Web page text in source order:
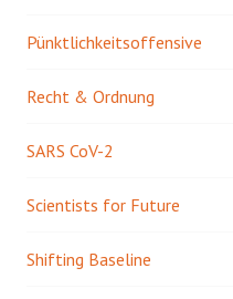
Pünktlichkeitsoffensive
Recht & Ordnung
SARS CoV-2
Scientists for Future
Shifting Baseline